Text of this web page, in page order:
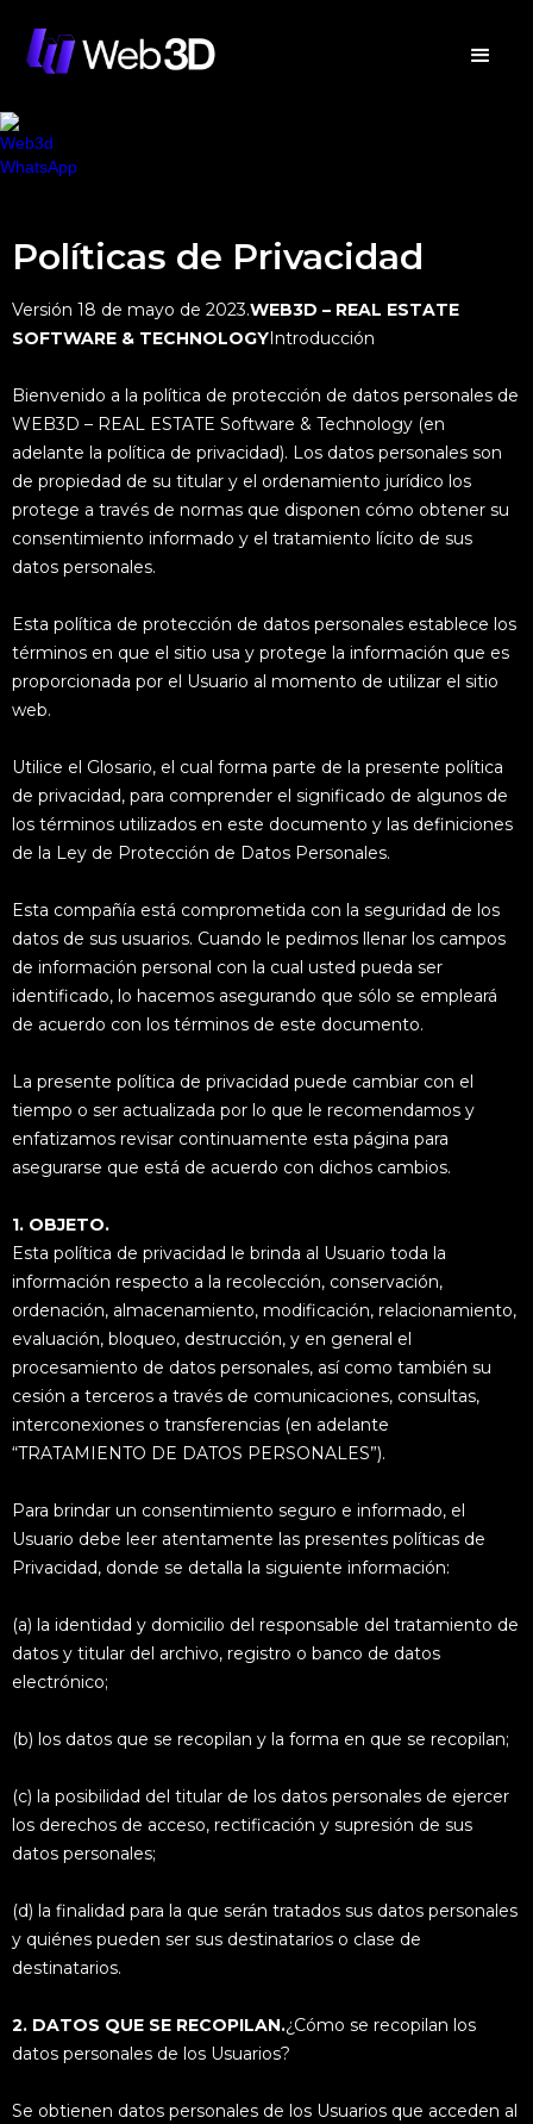
Políticas de Privacidad
Versión 18 de mayo de 2023.WEB3D – REAL ESTATE
SOFTWARE & TECHNOLOGYIntroducción
Bienvenido a la política de protección de datos personales de
WEB3D – REAL ESTATE Software & Technology (en
adelante la política de privacidad). Los datos personales son
de propiedad de su titular y el ordenamiento jurídico los
protege a través de normas que disponen cómo obtener su
consentimiento informado y el tratamiento lícito de sus
datos personales.
Esta política de protección de datos personales establece los
términos en que el sitio usa y protege la información que es
proporcionada por el Usuario al momento de utilizar el sitio
web.
Utilice el Glosario, el cual forma parte de la presente política
de privacidad, para comprender el significado de algunos de
los términos utilizados en este documento y las definiciones
de la Ley de Protección de Datos Personales.
Esta compañía está comprometida con la seguridad de los
datos de sus usuarios. Cuando le pedimos llenar los campos
de información personal con la cual usted pueda ser
identificado, lo hacemos asegurando que sólo se empleará
de acuerdo con los términos de este documento.
La presente política de privacidad puede cambiar con el
tiempo o ser actualizada por lo que le recomendamos y
enfatizamos revisar continuamente esta página para
asegurarse que está de acuerdo con dichos cambios.
1. OBJETO.
Esta política de privacidad le brinda al Usuario toda la
información respecto a la recolección, conservación,
ordenación, almacenamiento, modificación, relacionamiento,
evaluación, bloqueo, destrucción, y en general el
procesamiento de datos personales, así como también su
cesión a terceros a través de comunicaciones, consultas,
interconexiones o transferencias (en adelante
“TRATAMIENTO DE DATOS PERSONALES”).
Para brindar un consentimiento seguro e informado, el
Usuario debe leer atentamente las presentes políticas de
Privacidad, donde se detalla la siguiente información:
(a) la identidad y domicilio del responsable del tratamiento de
datos y titular del archivo, registro o banco de datos
electrónico;
(b) los datos que se recopilan y la forma en que se recopilan;
(c) la posibilidad del titular de los datos personales de ejercer
los derechos de acceso, rectificación y supresión de sus
datos personales;
(d) la finalidad para la que serán tratados sus datos personales
y quiénes pueden ser sus destinatarios o clase de
destinatarios.
2. DATOS QUE SE RECOPILAN.¿Cómo se recopilan los
datos personales de los Usuarios?
Se obtienen datos personales de los Usuarios que acceden al